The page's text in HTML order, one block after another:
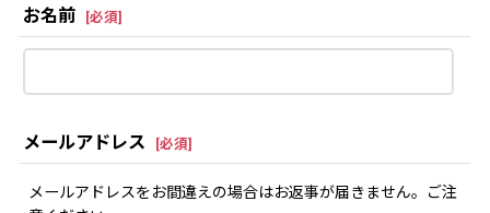
お名前 [必須]
メールアドレス [必須]
メールアドレスをお間違えの場合はお返事が届きません。ご注